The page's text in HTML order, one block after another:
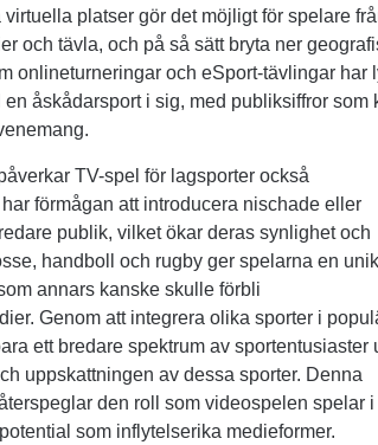
platser gör det möjligt för spelare
och tävla, och på så sätt bryta ner
onlineturneringar och eSport-tävlingar har
åskådarsport i sig, med publiksiffror som
TV-spel för lagsporter också
förmågan att introducera nischade eller
publik, vilket ökar deras synlighet och
handboll och rugby ger spelarna en unik
annars kanske skulle förbli
Genom att integrera olika sporter i
ett bredare spektrum av sportentusiaster
uppskattningen av dessa sporter. Denna
den roll som videospelen spelar i
som inflytelserika medieformer.